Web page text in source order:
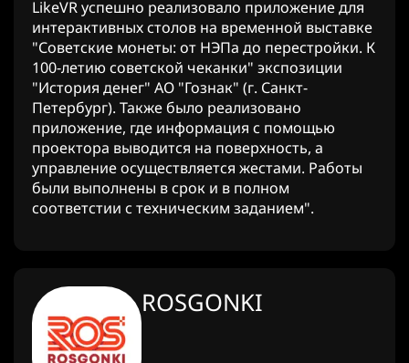
LikeVR успешно реализовало приложение для
интерактивных столов на временной выставке
"Советские монеты: от НЭПа до перестройки. К
100-летию советской чеканки" экспозиции
"История денег" АО "Гознак" (г. Санкт-
Петербург). Также было реализовано
приложение, где информация с помощью
проектора выводится на поверхность, а
управление осуществляется жестами. Работы
были выполнены в срок и в полном
соответстии с техническим заданием".
ROSGONKI